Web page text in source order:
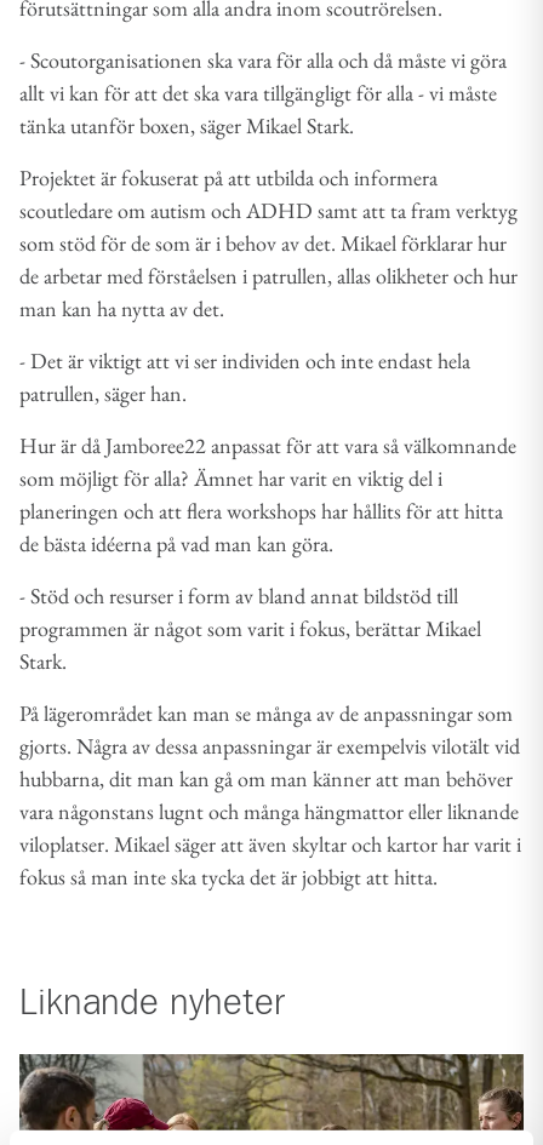
förutsättningar som alla andra inom scoutrörelsen.
- Scoutorganisationen ska vara för alla och då måste vi göra
allt vi kan för att det ska vara tillgängligt för alla - vi måste
tänka utanför boxen, säger Mikael Stark.
Projektet är fokuserat på att utbilda och informera
scoutledare om autism och ADHD samt att ta fram verktyg
som stöd för de som är i behov av det. Mikael förklarar hur
de arbetar med förståelsen i patrullen, allas olikheter och hur
man kan ha nytta av det.
- Det är viktigt att vi ser individen och inte endast hela
patrullen, säger han.
Hur är då Jamboree22 anpassat för att vara så välkomnande
som möjligt för alla? Ämnet har varit en viktig del i
planeringen och att flera workshops har hållits för att hitta
de bästa idéerna på vad man kan göra.
- Stöd och resurser i form av bland annat bildstöd till
programmen är något som varit i fokus, berättar Mikael
Stark.
På lägerområdet kan man se många av de anpassningar som
gjorts. Några av dessa anpassningar är exempelvis vilotält vid
hubbarna, dit man kan gå om man känner att man behöver
vara någonstans lugnt och många hängmattor eller liknande
viloplatser. Mikael säger att även skyltar och kartor har varit i
fokus så man inte ska tycka det är jobbigt att hitta.
Liknande nyheter